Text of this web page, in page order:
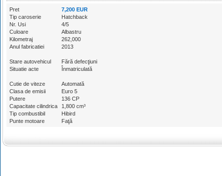
Pret
7,200 EUR
Tip caroserie
Hatchback
Nr. Usi
4/5
Culoare
Albastru
Kilometraj
262,000
Anul fabricatiei
2013
Stare autovehicul
Fără defecţiuni
Situatie acte
Înmatriculată
Cutie de viteze
Automată
Clasa de emisii
Euro 5
Putere
136 CP
Capacitate cilindrica
1,800 cm³
Tip combustibil
Hibird
Punte motoare
Faţă